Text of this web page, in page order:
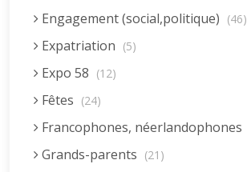
Engagement (social,politique) (46)
Expatriation (5)
Expo 58 (12)
Fêtes (24)
Francophones, néerlandophones
Grands-parents (21)